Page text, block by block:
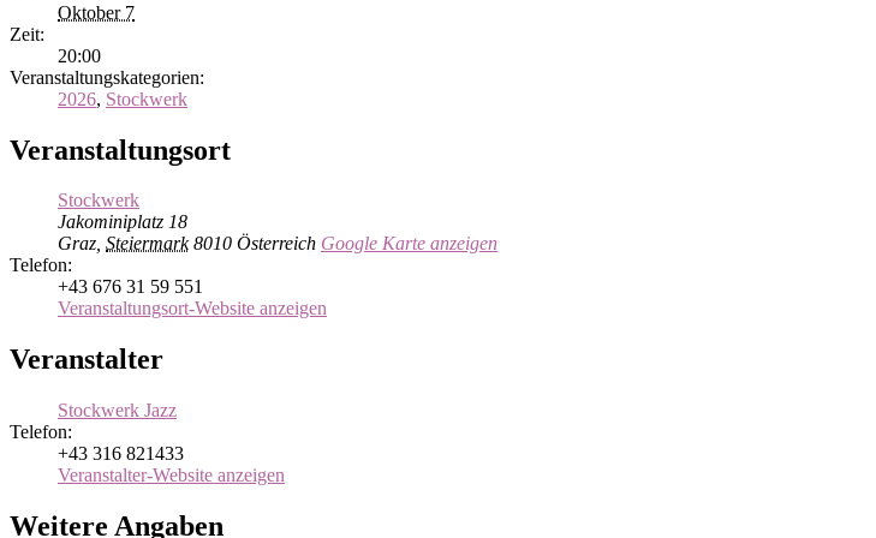
Oktober 7
Zeit:
20:00
Veranstaltungskategorien:
2026, Stockwerk
Veranstaltungsort
Stockwerk
Jakominiplatz 18
Graz, Steiermark 8010 Österreich Google Karte anzeigen
Telefon:
+43 676 31 59 551
Veranstaltungsort-Website anzeigen
Veranstalter
Stockwerk Jazz
Telefon:
+43 316 821433
Veranstalter-Website anzeigen
Weitere Angaben